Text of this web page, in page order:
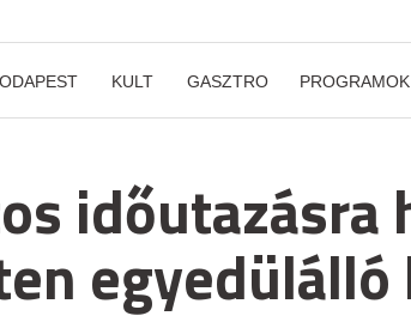
KULT GASZTRO PROGRAMOK
időutazásra